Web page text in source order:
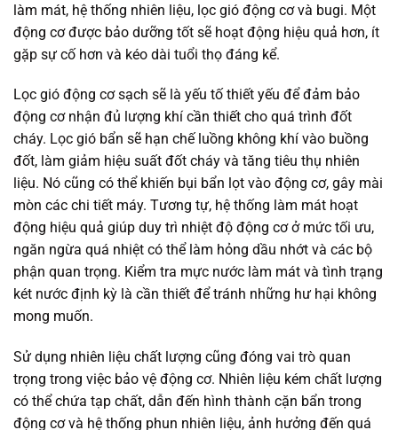
làm mát, hệ thống nhiên liệu, lọc gió động cơ và bugi. Một
động cơ được bảo dưỡng tốt sẽ hoạt động hiệu quả hơn, ít
gặp sự cố hơn và kéo dài tuổi thọ đáng kể.
Lọc gió động cơ sạch sẽ là yếu tố thiết yếu để đảm bảo
động cơ nhận đủ lượng khí cần thiết cho quá trình đốt
cháy. Lọc gió bẩn sẽ hạn chế luồng không khí vào buồng
đốt, làm giảm hiệu suất đốt cháy và tăng tiêu thụ nhiên
liệu. Nó cũng có thể khiến bụi bẩn lọt vào động cơ, gây mài
mòn các chi tiết máy. Tương tự, hệ thống làm mát hoạt
động hiệu quả giúp duy trì nhiệt độ động cơ ở mức tối ưu,
ngăn ngừa quá nhiệt có thể làm hỏng dầu nhớt và các bộ
phận quan trọng. Kiểm tra mực nước làm mát và tình trạng
két nước định kỳ là cần thiết để tránh những hư hại không
mong muốn.
Sử dụng nhiên liệu chất lượng cũng đóng vai trò quan
trọng trong việc bảo vệ động cơ. Nhiên liệu kém chất lượng
có thể chứa tạp chất, dẫn đến hình thành cặn bẩn trong
động cơ và hệ thống phun nhiên liệu, ảnh hưởng đến quá